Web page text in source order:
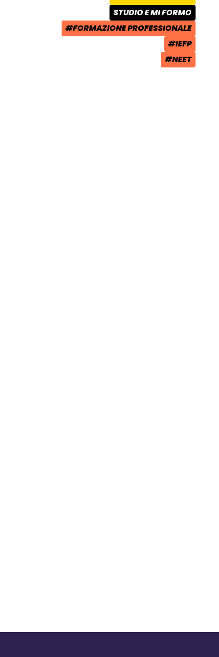
CATEGORIA POST:
STUDIO E MI FORMO
TAG:
#FORMAZIONE PROFESSIONALE
TAG:
#IEFP
TAG:
#NEET